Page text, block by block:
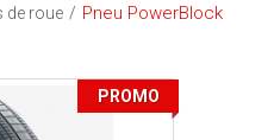
de roue / Pneu PowerBlock
PROMO